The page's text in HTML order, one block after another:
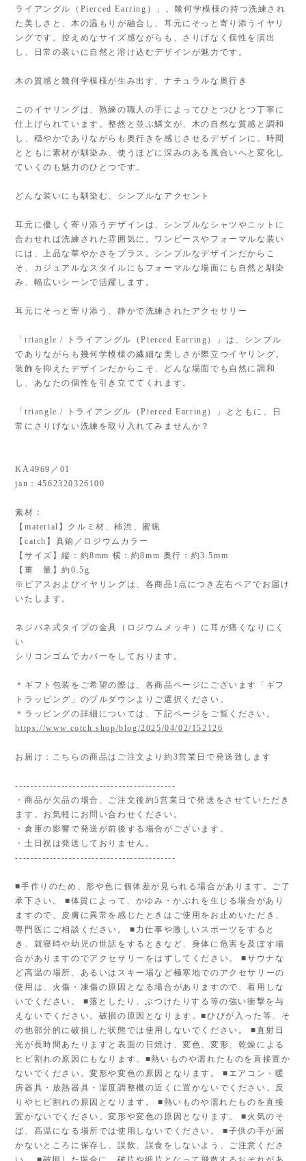
ライアングル（Pierced Earring）」。幾何学模様の持つ洗練され
た美しさと、木の温もりが融合し、耳元にそっと寄り添うイヤリ
ングです。控えめなサイズ感ながらも、さりげなく個性を演出
し、日常の装いに自然と溶け込むデザインが魅力です。
木の質感と幾何学模様が生み出す、ナチュラルな奥行き
このイヤリングは、熟練の職人の手によってひとつひとつ丁寧に
仕上げられています。整然と並ぶ鱗文が、木の自然な質感と調和
し、穏やかでありながらも奥行きを感じさせるデザインに。時間
とともに素材が馴染み、使うほどに深みのある風合いへと変化し
ていくのも魅力のひとつです。
どんな装いにも馴染む、シンプルなアクセント
耳元に優しく寄り添うデザインは、シンプルなシャツやニットに
合わせれば洗練された雰囲気に。ワンピースやフォーマルな装い
には、上品な華やかさをプラス。シンプルなデザインだからこ
そ、カジュアルなスタイルにもフォーマルな場面にも自然と馴染
み、幅広いシーンで活躍します。
耳元にそっと寄り添う、静かで洗練されたアクセサリー
「triangle / トライアングル（Pierced Earring）」は、シンプル
でありながらも幾何学模様の繊細な美しさが際立つイヤリング。
装飾を抑えたデザインだからこそ、どんな場面でも自然に調和
し、あなたの個性を引き立ててくれます。
「triangle / トライアングル（Pierced Earring）」とともに、日
常にさりげない洗練を取り入れてみませんか？
KA4969／01
jan：4562320326100
素材：
【material】クルミ材、柿渋、蜜蝋
【catch】真鍮／ロジウムカラー
【サイズ】縦：約8mm 横：約8mm 奥行：約3.5mm
【重 量】約0.5g
※ピアスおよびイヤリングは、各商品1点につき左右ペアでお届け
いたします。
ネジバネ式タイプの金具（ロジウムメッキ）に耳が痛くなりにく
い
シリコンゴムでカバーをしております。
＊ギフト包装をご希望の際は、各商品ページにございます「ギフ
トラッピング」のプルダウンよりご選択ください。
＊ラッピングの詳細については、下記ページをご覧ください。
https://www.cotch.shop/blog/2025/04/02/152126
お届け：こちらの商品はご注文より約3営業日で発送致します
------------------------------------------
・商品が欠品の場合、ご注文後約5営業日で発送をさせていただき
ます。お気軽にお問い合わせください。
・倉庫の影響で発送が前後する場合がございます。
・土日祝は発送しておりません。
------------------------------------------
■手作りのため、形や色に個体差が見られる場合があります。ご了
承下さい。 ■体質によって、かゆみ・かぶれを生じる場合があり
ますので、皮膚に異常を感じたときはご使用をお止めいただき、
専門医にご相談ください。 ■力仕事や激しいスポーツをすると
き、就寝時や幼児の世話をするときなど、身体に危害を及ぼす場
合がありますのでアクセサリーをはずしてください。 ■サウナな
ど高温の場所、あるいはスキー場など極寒地でのアクセサリーの
使用は、火傷・凍傷の原因となる場合がありますので、着用しな
いでください。 ■落としたり、ぶつけたりする等の強い衝撃を与
えないでください。破損の原因となります。■ひびが入った等、そ
の他部分的に破損した状態では使用しないでください。 ■直射日
光が長時間あたりますと表面の日焼け、変色、変形、乾燥による
ヒビ割れの原因にもなります。■熱いものや濡れたものを直接置か
ないでください。変形や変色の原因となります。 ■エアコン・暖
房器具・放熱器具・湿度調整機の近くに置かないでください。反
りやヒビ割れの原因となります。 ■熱いものや濡れたものを直接
置かないでください。変形や変色の原因となります。 ■火気のそ
ば、高温になる場所では使用しないでください。 ■子供の手が届
かないところに保存し、誤飲、誤食をしないよう、ご注意くださ